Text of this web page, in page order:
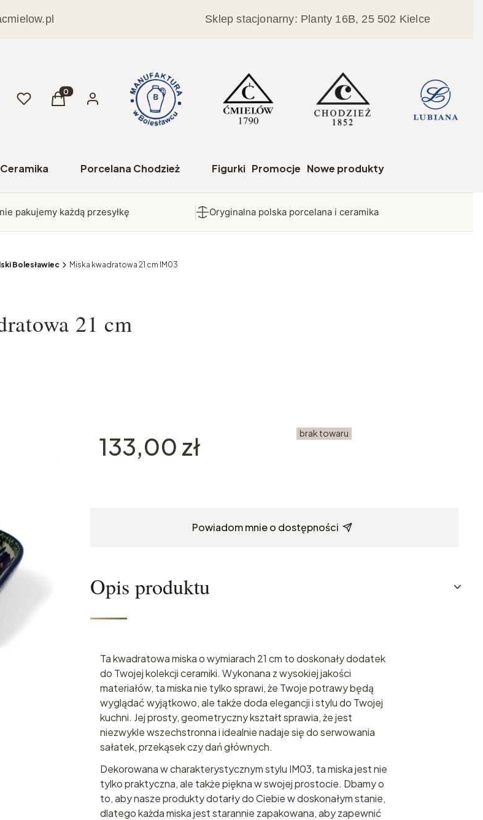
Sklep stacjonarny: Planty 16B, 25 502 Kielce
UlubioneProdukty w koszyku: 0. Zobacz szczegóły
Koszyk Zaloguj się
Porcelana Chodzież Figurki Promocje Nowe produkty
pakujemy każdą przesyłkę Oryginalna polska porcelana i ceramika
Bolesławiec Miska kwadratowa 21 cm IM03
21 cm
Cena
133,00 zł brak towaru
Powiadom mnie o dostępności
Opis produktu
Ta kwadratowa miska o wymiarach 21 cm to doskonały dodatek
do Twojej kolekcji ceramiki. Wykonana z wysokiej jakości
materiałów, ta miska nie tylko sprawi, że Twoje potrawy będą
wyglądać wyjątkowo, ale także doda elegancji i stylu do Twojej
kuchni. Jej prosty, geometryczny kształt sprawia, że jest
niezwykle wszechstronna i idealnie nadaje się do serwowania
sałatek, przekąsek czy dań głównych.
Dekorowana w charakterystycznym stylu IM03, ta miska jest nie
tylko praktyczna, ale także piękna w swojej prostocie. Dbamy o
to, aby nasze produkty dotarły do Ciebie w doskonałym stanie,
dlatego każda miska jest starannie zapakowana, aby zapewnić